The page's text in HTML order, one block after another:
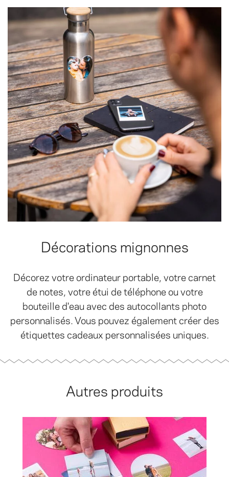
Décorations mignonnes
Décorez votre ordinateur portable, votre carnet
de notes, votre étui de téléphone ou votre
bouteille d'eau avec des autocollants photo
personnalisés. Vous pouvez également créer des
étiquettes cadeaux personnalisées uniques.
Autres produits